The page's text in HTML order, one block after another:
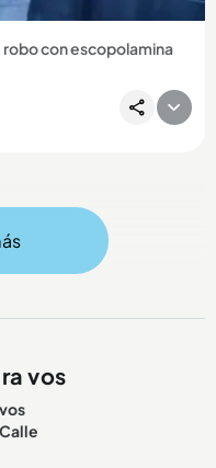
robo con escopolamina
presentado un aumento
vos